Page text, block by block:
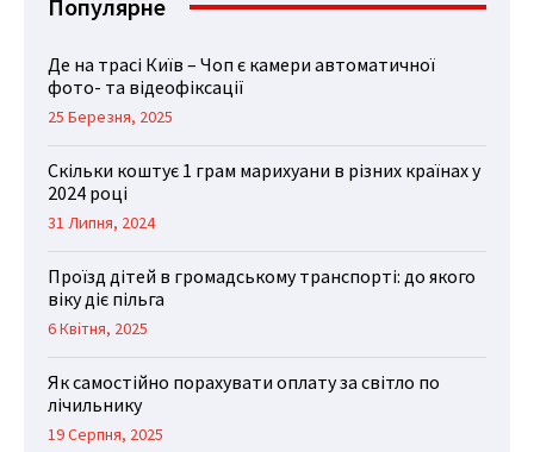
Популярне
Де на трасі Київ – Чоп є камери автоматичної
фото- та відеофіксації
25 Березня, 2025
Скільки коштує 1 грам марихуани в різних країнах у
2024 році
31 Липня, 2024
Проїзд дітей в громадському транспорті: до якого
віку діє пільга
6 Квітня, 2025
Як самостійно порахувати оплату за світло по
лічильнику
19 Серпня, 2025